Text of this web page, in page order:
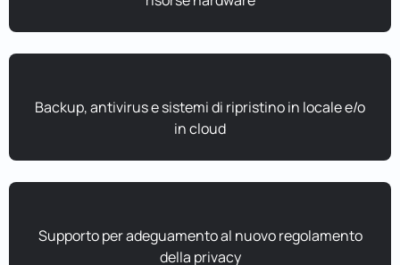
Backup, antivirus e sistemi di ripristino in locale e/o
in cloud
Supporto per adeguamento al nuovo regolamento
della privacy